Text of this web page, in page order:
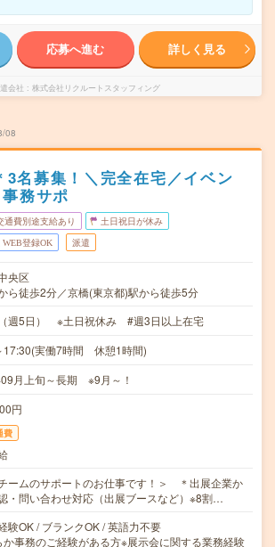
応募へ進む 詳しく見る
会社 株式会社リクルートスタッフィング
08
3名募集！＼完全在宅／イベン
務サポ
通費別途支給あり 土日祝日が休み
WEB登録OK 派遣
央区
ら徒歩2分／京橋(東京都)駅から徒歩5分
週5日） ※土日祝休み #週3日以上在宅
17:30(実働7時間 休憩1時間)
月上旬～長期 ※9月～！
円
費
ームのサポートのお仕事です！＞ ＊出展企業か
・問い合わせ対応（出展ブースなど）※8割…
験OK / ブランクOK / 英語力不要
か事務のご経験がある方※展示会に関する業務経験